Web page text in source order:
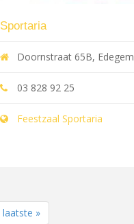
Sportaria
Doornstraat 65B, Edegem
03 828 92 25
Feestzaal Sportaria
laatste »